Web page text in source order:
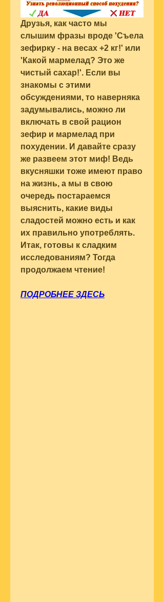
Друзья, как часто мы
слышим фразы вроде 'Съела
зефирку - на весах +2 кг!' или
'Какой мармелад? Это же
чистый сахар!'. Если вы
знакомы с этими
обсуждениями, то наверняка
задумывались, можно ли
включать в свой рацион
зефир и мармелад при
похудении. И давайте сразу
же развеем этот миф! Ведь
вкусняшки тоже имеют право
на жизнь, а мы в свою
очередь постараемся
выяснить, какие виды
сладостей можно есть и как
их правильно употреблять.
Итак, готовы к сладким
исследованиям? Тогда
продолжаем чтение!
ПОДРОБНЕЕ ЗДЕСЬ